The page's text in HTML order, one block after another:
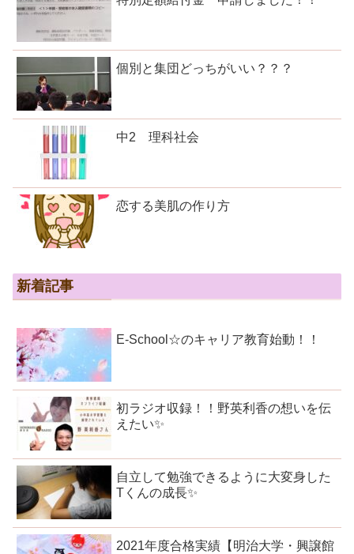
個別と集団どっちがいい？？？
中2 理科社会
恋する美肌の作り方
新着記事
E-School☆のキャリア教育始動！！
初ラジオ収録！！野英利香の想いを伝
えたい✨
自立して勉強できるように大変身した
Tくんの成長✨
2021年度合格実績【明治大学・興譲館